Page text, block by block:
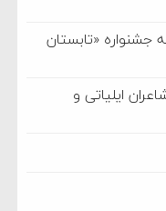
جشنواره «تابستان
ایلیاتی و